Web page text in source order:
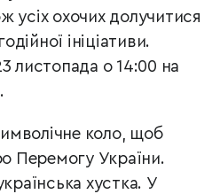
усіх охочих долучитися
ініціативи.
листопада о 14:00 на
коло, щоб
Перемогу України.
хустка. У